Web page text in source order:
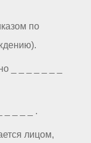
по
_ _ _ _ _ _ _
_ _ _ _ .
лицом,